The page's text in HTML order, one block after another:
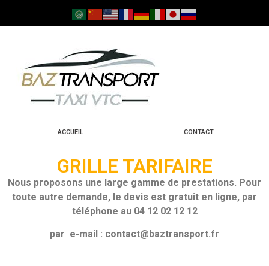
ACCUEIL CONTACT
GRILLE TARIFAIRE
Nous proposons une large gamme de prestations. Pour
toute autre demande, le devis est gratuit en ligne, par
téléphone au 04 12 02 12 12
par e-mail : contact@baztransport.fr